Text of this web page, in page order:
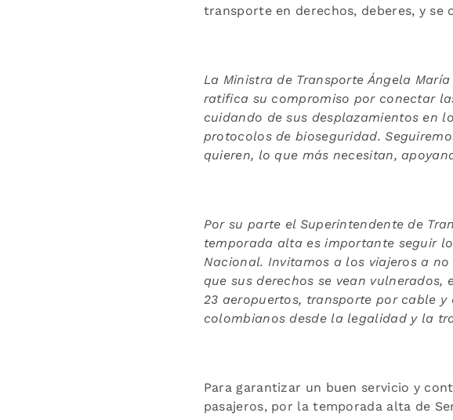
transporte en derechos, deberes, y
La Ministra de Transporte Ángela
ratifica su compromiso por conectar
cuidando de sus desplazamientos en
protocolos de bioseguridad.
quieren, lo que más necesitan,
Por su parte el Superintendente de
temporada alta es importante seguir
Nacional. Invitamos a los viajeros a
que sus derechos se vean
23 aeropuertos, transporte por cable
colombianos desde la legalidad y la
Para garantizar un buen servicio y
pasajeros, por la temporada alta de